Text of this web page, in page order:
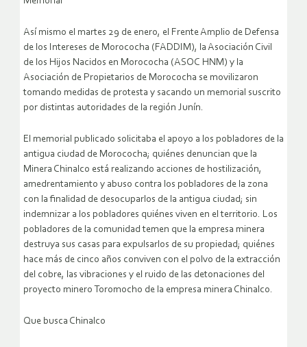
Así mismo el martes 29 de enero, el Frente Amplio de Defensa
de los Intereses de Morococha (FADDIM), la Asociación Civil
de los Hijos Nacidos en Morococha (ASOC HNM) y la
Asociación de Propietarios de Morococha se movilizaron
tomando medidas de protesta y sacando un memorial suscrito
por distintas autoridades de la región Junín.
El memorial publicado solicitaba el apoyo a los pobladores de la
antigua ciudad de Morococha; quiénes denuncian que la
Minera Chinalco está realizando acciones de hostilización,
amedrentamiento y abuso contra los pobladores de la zona
con la finalidad de desocuparlos de la antigua ciudad; sin
indemnizar a los pobladores quiénes viven en el territorio. Los
pobladores de la comunidad temen que la empresa minera
destruya sus casas para expulsarlos de su propiedad; quiénes
hace más de cinco años conviven con el polvo de la extracción
del cobre, las vibraciones y el ruido de las detonaciones del
proyecto minero Toromocho de la empresa minera Chinalco.
Que busca Chinalco